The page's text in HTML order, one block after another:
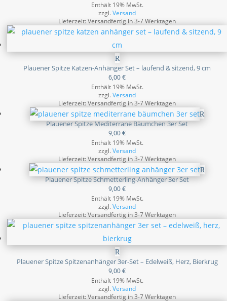
Enthält 19% MwSt.
zzgl.Versand
Lieferzeit: Versandfertig in 3-7 Werktagen
Plauener Spitze Katzen-Anhänger Set – laufend & sitzend, 9 cm
6,00€
Enthält 19% MwSt.
zzgl.Versand
Lieferzeit: Versandfertig in 3-7 Werktagen
Plauener Spitze Mediterrane Bäumchen 3er Set
9,00€
Enthält 19% MwSt.
zzgl.Versand
Lieferzeit: Versandfertig in 3-7 Werktagen
Plauener Spitze Schmetterling-Anhänger 3er Set
9,00€
Enthält 19% MwSt.
zzgl.Versand
Lieferzeit: Versandfertig in 3-7 Werktagen
Plauener Spitze Spitzenanhänger 3er-Set – Edelweiß, Herz, Bierkrug
9,00€
Enthält 19% MwSt.
zzgl.Versand
Lieferzeit: Versandfertig in 3-7 Werktagen